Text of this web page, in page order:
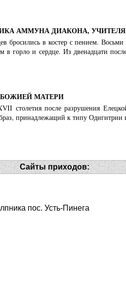
АММУНА ДИАКОНА,
бросились в костер с пением.
горло и сердце. Из двенадцати
МАТЕРИ
столетия после разрушения
принадлежащий к типу
Сайты приходов:
пос. Усть-Пинега